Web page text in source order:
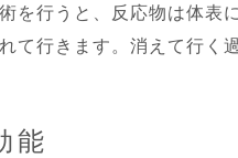
を行うと、反応物は体表
て行きます。消えて行く
能